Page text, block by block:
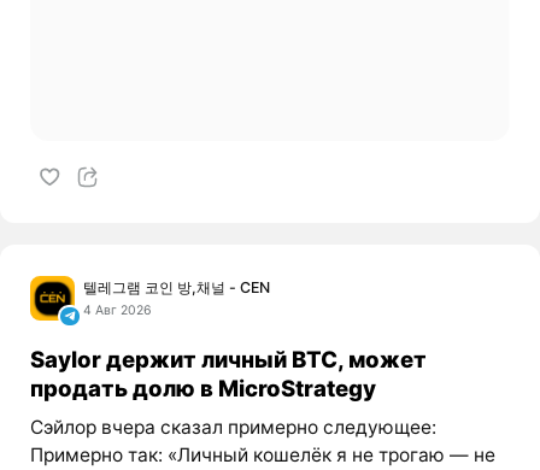
텔레그램 코인 방,채널 - CEN
4 Авг 2026
Saylor держит личный BTC, может
продать долю в MicroStrategy
Сэйлор вчера сказал примерно следующее:
Примерно так: «Личный кошелёк я не трогаю — не